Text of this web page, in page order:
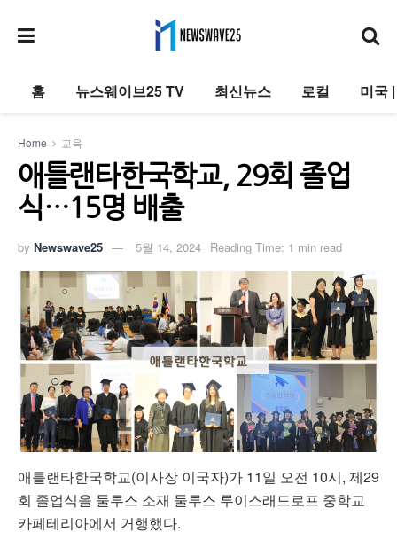
홈 뉴스웨이브25 TV 최신뉴스 로컬 미국
Home 교육
애틀랜타한국학교, 29회 졸업
식…15명 배출
by Newswave25 5월 14, 2024 Reading Time: 1 min read
애틀랜타한국학교(이사장 이국자)가 11일 오전 10시, 제29
회 졸업식을 둘루스 소재 둘루스 루이스래드로프 중학교
카페테리아에서 거행했다.